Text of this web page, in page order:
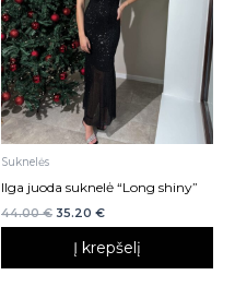
Suknelės
Ilga juoda suknelė “Long shiny”
44.00€ 35.20 €
Į krepšelį